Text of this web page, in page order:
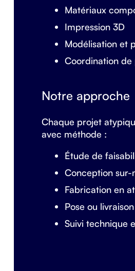
Matériaux
Impression 3D
Modélisation et
Coordination de
Notre approche
Chaque projet
avec méthode :
Étude de
Conception sur-
Fabrication en
Pose ou livraison
Suivi technique